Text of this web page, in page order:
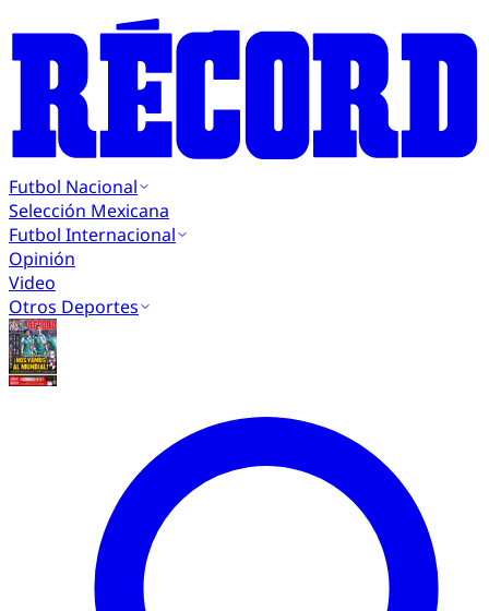
Futbol Nacional
Selección Mexicana
Futbol Internacional
Opinión
Video
Otros Deportes